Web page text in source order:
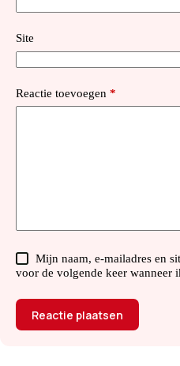
Site
Reactie toevoegen *
Mijn naam, e-mailadres en
voor de volgende keer wanneer
Reactie plaatsen